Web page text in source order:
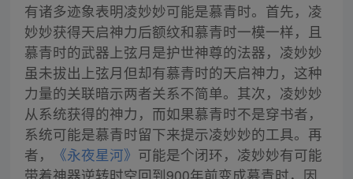
有诸多迹象表明凌妙妙可能是慕青时。首先，凌
妙妙获得天启神力后额纹和慕青时一模一样，且
慕青时的武器上弦月是护世神尊的法器，凌妙妙
虽未拔出上弦月但却有慕青时的天启神力，这种
力量的关联暗示两者关系不简单。其次，凌妙妙
从系统获得的神力，而如果慕青时不是穿书者，
系统可能是慕青时留下来提示凌妙妙的工具。再
者，
《永夜星河》 可能是个闭环，凌妙妙有可能
带着神器逆转时空回到900年前变成慕青时，因